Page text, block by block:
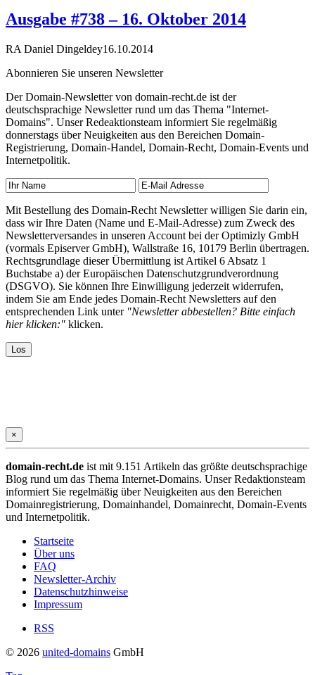
Ausgabe #738 – 16. Oktober 2014
RA Daniel Dingeldey16.10.2014
Abonnieren Sie unseren Newsletter
Der Domain-Newsletter von domain-recht.de ist der
deutschsprachige Newsletter rund um das Thema "Internet-
Domains". Unser Redeaktionsteam informiert Sie regelmäßig
donnerstags über Neuigkeiten aus den Bereichen Domain-
Registrierung, Domain-Handel, Domain-Recht, Domain-Events und
Internetpolitik.
Mit Bestellung des Domain-Recht Newsletter willigen Sie darin ein,
dass wir Ihre Daten (Name und E-Mail-Adresse) zum Zweck des
Newsletterversandes in unseren Account bei der Optimizly GmbH
(vormals Episerver GmbH), Wallstraße 16, 10179 Berlin übertragen.
Rechtsgrundlage dieser Übermittlung ist Artikel 6 Absatz 1
Buchstabe a) der Europäischen Datenschutzgrundverordnung
(DSGVO). Sie können Ihre Einwilligung jederzeit widerrufen,
indem Sie am Ende jedes Domain-Recht Newsletters auf den
entsprechenden Link unter "Newsletter abbestellen? Bitte einfach
hier klicken:" klicken.
×
domain-recht.de ist mit 9.151 Artikeln das größte deutschsprachige
Blog rund um das Thema Internet-Domains. Unser Redaktionsteam
informiert Sie regelmäßig über Neuigkeiten aus den Bereichen
Domainregistrierung, Domainhandel, Domainrecht, Domain-Events
und Internetpolitik.
Startseite
Über uns
FAQ
Newsletter-Archiv
Datenschutzhinweise
Impressum
RSS
© 2026 united-domains GmbH